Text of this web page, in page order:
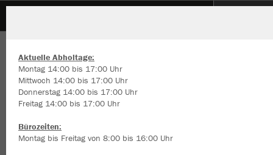
Aktuelle Abholtage:
Montag 14:00 bis 17:00 Uhr
Mittwoch 14:00 bis 17:00 Uhr
Donnerstag 14:00 bis 17:00 Uhr
Freitag 14:00 bis 17:00 Uhr
Bürozeiten:
Montag bis Freitag von 8:00 bis 16:00 Uhr
Wir verwenden Cookies
Inhalte anzeigen und unsere Website verbessern. Weitere
zu den Cookies findest Du in den Einstellungen.